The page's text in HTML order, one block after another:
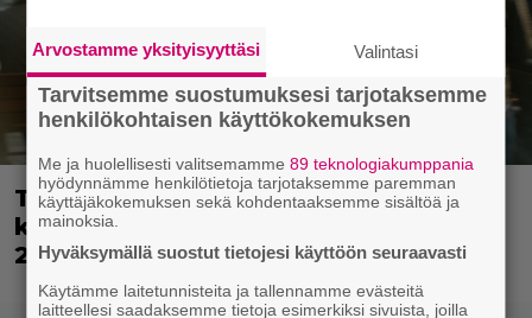
Tänään tv:ssä: Opettaja etsii
kadonnutta sisarentytärtään vuoden
2024 laatuleffassa
Arvostamme yksityisyyttäsi Valintasi
Tarvitsemme suostumuksesi tarjotaksemme
henkilökohtaisen käyttökokemuksen
Me ja huolellisesti valitsemamme89 teknologiakumppania
hyödynnämme henkilötietoja tarjotaksemme paremman
käyttäjäkokemuksen sekä kohdentaaksemme sisältöä ja
mainoksia.
Hyväksymällä suostut tietojesi käyttöön seuraavasti
Käytämme laitetunnisteita ja tallennamme evästeitä
laitteellesi saadaksemme tietoja esimerkiksi sivuista, joilla